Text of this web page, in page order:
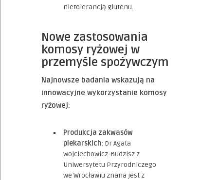
nietolerancją glutenu.
Nowe zastosowania
komosy ryżowej w
przemyśle spożywczym
Najnowsze badania wskazują na
innowacyjne wykorzystanie komosy
ryżowej:
Produkcja zakwasów
piekarskich: Dr Agata
Wojciechowicz-Budzisz z
Uniwersytetu Przyrodniczego
we Wrocławiu znana jest z